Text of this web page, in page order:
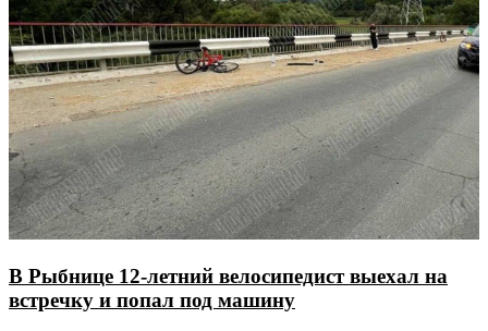
В Рыбнице 12-летний велосипедист выехал на
встречку и попал под машину